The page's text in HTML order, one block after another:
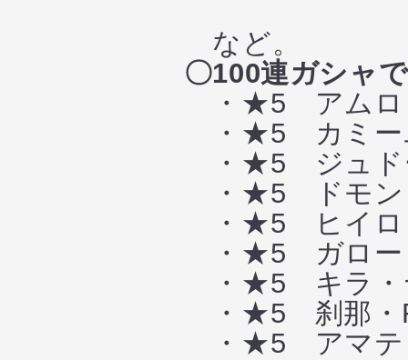
など。
〇100連ガシャ
・★5 アムロ
・★5 カミー
・★5 ジュド
・★5 ドモン
・★5 ヒイロ
・★5 ガロー
・★5 キラ・
・★5 刹那・F
・★5 アマテ・